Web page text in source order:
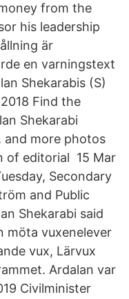
from the
his leadership
är
en varningstext
Shekarabis (S)
Find the
Shekarabi
and more photos
of editorial 15 Mar
Secondary
and Public
Shekarabi said
möta vuxenelever
vux, Lärvux
Ardalan var
Civilminister